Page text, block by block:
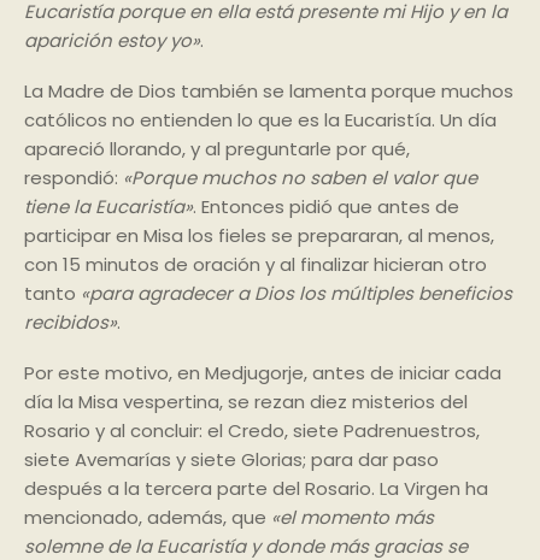
Eucaristía porque en ella está presente mi Hijo y en la
aparición estoy yo».
La Madre de Dios también se lamenta porque muchos
católicos no entienden lo que es la Eucaristía. Un día
apareció llorando, y al preguntarle por qué,
respondió: «Porque muchos no saben el valor que
tiene la Eucaristía». Entonces pidió que antes de
participar en Misa los fieles se prepararan, al menos,
con 15 minutos de oración y al finalizar hicieran otro
tanto «para agradecer a Dios los múltiples beneficios
recibidos».
Por este motivo, en Medjugorje, antes de iniciar cada
día la Misa vespertina, se rezan diez misterios del
Rosario y al concluir: el Credo, siete Padrenuestros,
siete Avemarías y siete Glorias; para dar paso
después a la tercera parte del Rosario. La Virgen ha
mencionado, además, que «el momento más
solemne de la Eucaristía y donde más gracias se